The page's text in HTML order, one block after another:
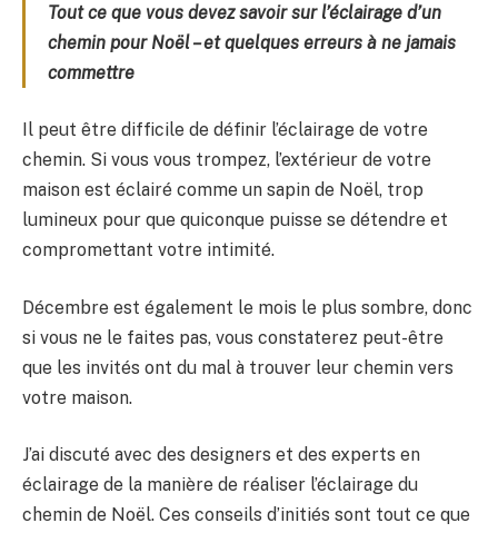
Tout ce que vous devez savoir sur l’éclairage d’un
chemin pour Noël – et quelques erreurs à ne jamais
commettre
Il peut être difficile de définir l’éclairage de votre
chemin. Si vous vous trompez, l’extérieur de votre
maison est éclairé comme un sapin de Noël, trop
lumineux pour que quiconque puisse se détendre et
compromettant votre intimité.
Décembre est également le mois le plus sombre, donc
si vous ne le faites pas, vous constaterez peut-être
que les invités ont du mal à trouver leur chemin vers
votre maison.
J’ai discuté avec des designers et des experts en
éclairage de la manière de réaliser l’éclairage du
chemin de Noël. Ces conseils d’initiés sont tout ce que